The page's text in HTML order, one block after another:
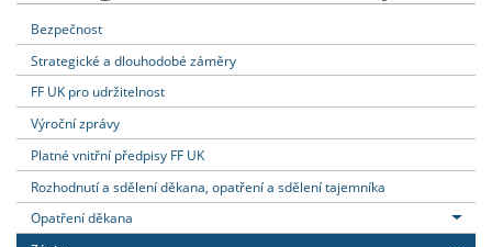
Bezpečnost
Strategické a dlouhodobé záměry
FF UK pro udržitelnost
Výroční zprávy
Platné vnitřní předpisy FF UK
Rozhodnutí a sdělení děkana, opatření a sdělení tajemníka
Opatření děkana